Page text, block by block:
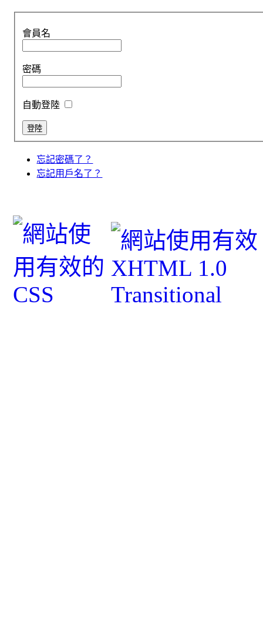
會員名
密碼
自動登陸
忘記密碼了？
忘記用戶名了？